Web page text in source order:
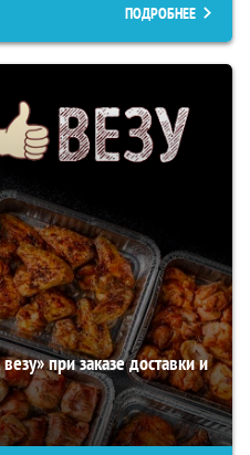
ПОДРОБНЕЕ
при заказе доставки и